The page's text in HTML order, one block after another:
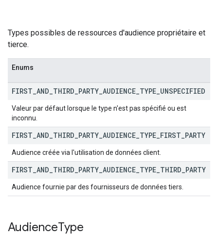
Types possibles de ressources d'audience propriétaire et
tierce.
Enums
FIRST AND THIRD PARTY AUDIENCE TYPE UNSPECIFIED
Valeur par défaut lorsque le type n'est pas spécifié ou est
inconnu.
FIRST AND THIRD PARTY AUDIENCE TYPE FIRST PARTY
Audience créée via l'utilisation de données client.
FIRST AND THIRD PARTY AUDIENCE TYPE THIRD PARTY
Audience fournie par des fournisseurs de données tiers.
AudienceType